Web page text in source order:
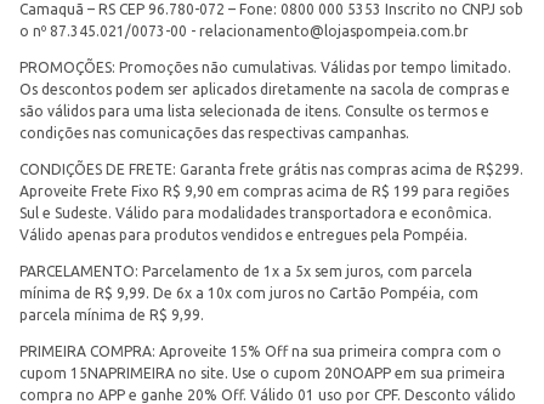
Camaquã – RS CEP 96.780-072 – Fone: 0800 000 5353 Inscrito no CNPJ sob
o nº 87.345.021/0073-00 - relacionamento@lojaspompeia.com.br
PROMOÇÕES: Promoções não cumulativas. Válidas por tempo limitado.
Os descontos podem ser aplicados diretamente na sacola de compras e
são válidos para uma lista selecionada de itens. Consulte os termos e
condições nas comunicações das respectivas campanhas.
CONDIÇÕES DE FRETE: Garanta frete grátis nas compras acima de R$299.
Aproveite Frete Fixo R$ 9,90 em compras acima de R$ 199 para regiões
Sul e Sudeste. Válido para modalidades transportadora e econômica.
Válido apenas para produtos vendidos e entregues pela Pompéia.
PARCELAMENTO: Parcelamento de 1x a 5x sem juros, com parcela
mínima de R$ 9,99. De 6x a 10x com juros no Cartão Pompéia, com
parcela mínima de R$ 9,99.
PRIMEIRA COMPRA: Aproveite 15% Off na sua primeira compra com o
cupom 15NAPRIMEIRA no site. Use o cupom 20NOAPP em sua primeira
compra no APP e ganhe 20% Off. Válido 01 uso por CPF. Desconto válido